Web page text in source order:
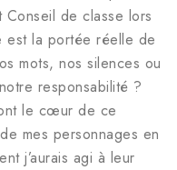
Conseil de classe lors
la portée réelle de
mots, nos silences ou
responsabilité ?
le cœur de ce
mes personnages en
j’aurais agi à leur